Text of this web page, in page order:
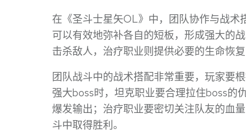
在《圣斗士星矢OL》中，团队协作与战术
可以有效地弥补各自的短板，形成强大的
击杀敌人，治疗职业则提供必要的生命恢
团队战斗中的战术搭配非常重要，玩家要
强大boss时，坦克职业要合理拉住boss的
爆发输出；治疗职业要密切关注队友的血
斗中取得胜利。